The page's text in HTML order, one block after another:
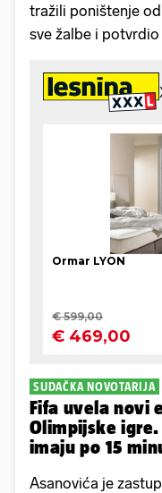
tražili poništenje
sve žalbe i
SUDAČKA NOVOTARIJA
Fifa uvela novi
Olimpijske
imaju po 15
Asanovića je